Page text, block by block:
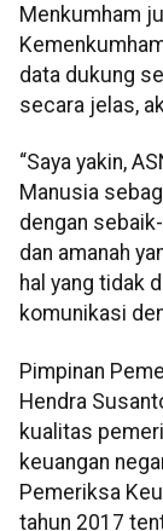
Menkumham
data dukung
secara jelas,
“Saya yakin,
Manusia
dengan
dan amanah
hal yang tidak
komunikasi
Pimpinan
Hendra
kualitas
keuangan
Pemeriksa
tahun 2017